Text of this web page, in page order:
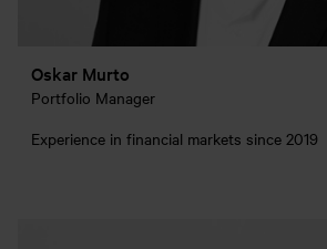
Oskar Murto
Portfolio Manager
Experience in financial markets since 2019